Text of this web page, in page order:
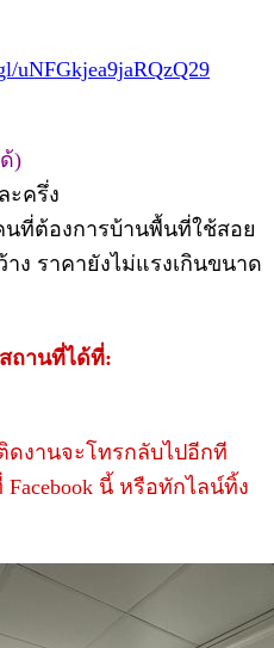
uNFGkjea9jaRQzQ29
)
ะครึ่ง
ที่ต้องการบ้านพื้นที่ใช้สอย
ง ราคายังไม่แรงเกินขนาด
ถานที่ได้ที่:
ดงานจะโทรกลับไปอีกที
นี้ หรือทักไลน์ทิ้ง